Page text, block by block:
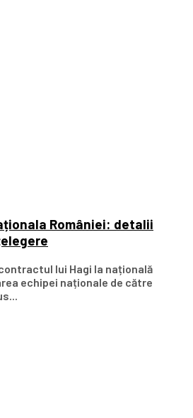
României: detalii
lui Hagi la națională
echipei naționale de către